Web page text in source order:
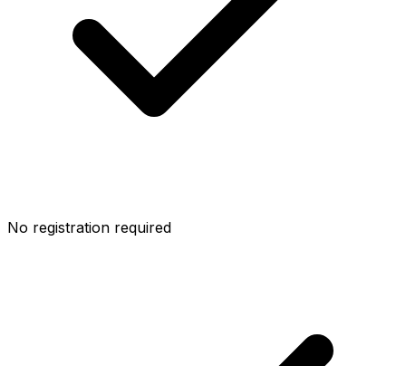
No registration required